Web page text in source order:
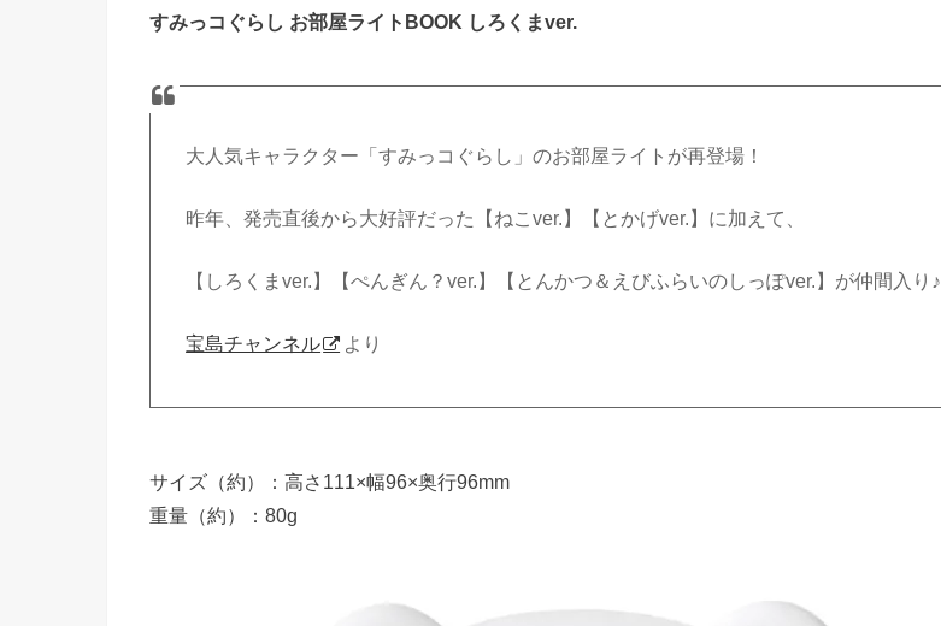
すみっコぐらし お部屋ライトBOOK しろくまver.
大人気キャラクター「すみっコぐらし」のお部屋ライトが再登場！
昨年、発売直後から大好評だった【ねこver.】【とかげver.】に加えて、
【しろくまver.】【ぺんぎん？ver.】【とんかつ＆えびふらいのしっぽver.】が仲間入り♪
宝島チャンネル より
サイズ（約）：高さ111×幅96×奥行96mm
重量（約）：80g